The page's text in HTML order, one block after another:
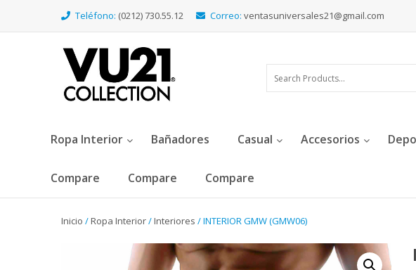
Teléfono: (0212) 730.55.12 Correo: ventasuniversales21@gmail.com
Ropa Interior Bañadores Casual Accesorios
Compare Compare Compare
Inicio /Ropa Interior/Interiores / INTERIOR GMW (GMW06)